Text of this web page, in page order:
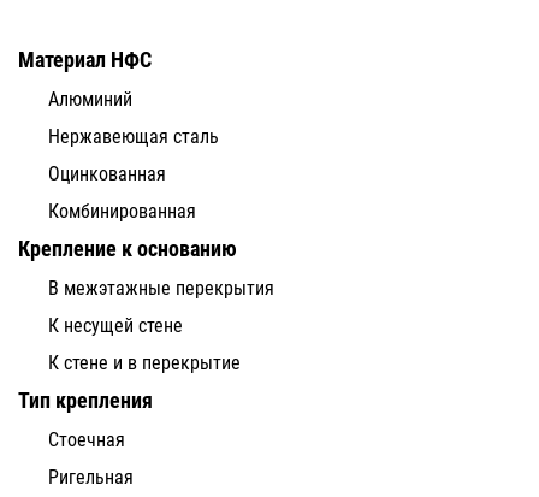
Материал НФС
Алюминий
Нержавеющая сталь
Оцинкованная
Комбинированная
Крепление к основанию
В межэтажные перекрытия
К несущей стене
К стене и в перекрытие
Тип крепления
Стоечная
Ригельная